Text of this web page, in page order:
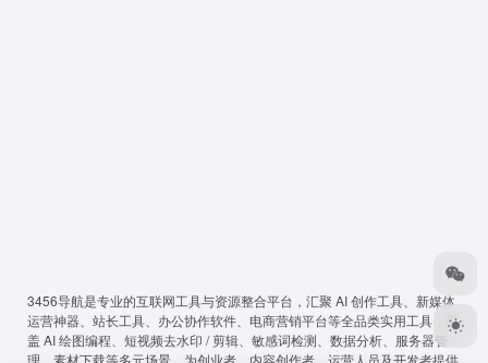
3456导航是专业的互联网工具与资源整合平台，汇聚 AI 创作工具、新媒体
运营神器、站长工具、办公协作软件、电商营销平台等全品类实用工具，覆
盖 AI 绘图编程、短视频去水印 / 剪辑、敏感词检测、数据分析、服务器管
理、素材下载等多元场景，为创业者、内容创作者、运营人员及开发者提供